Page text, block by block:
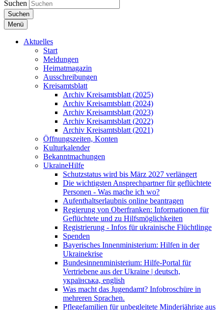
Suchen
Suchen
Menü
Aktuelles
Start
Meldungen
Heimatmagazin
Ausschreibungen
Kreisamtsblatt
Archiv Kreisamtsblatt (2025)
Archiv Kreisamtsblatt (2024)
Archiv Kreisamtsblatt (2023)
Archiv Kreisamtsblatt (2022)
Archiv Kreisamtsblatt (2021)
Öffnungszeiten, Konten
Kulturkalender
Bekanntmachungen
UkraineHilfe
Schutzstatus wird bis März 2027 verlängert
Die wichtigsten Ansprechpartner für geflüchtete
Personen - Was mache ich wo?
Aufenthaltserlaubnis online beantragen
Regierung von Oberfranken: Informationen für
Geflüchtete und zu Hilfsmöglichkeiten
Registrierung - Infos für ukrainische Flüchtlinge
Spenden
Bayerisches Innenministerium: Hilfen in der
Ukrainekrise
Bundesinnenministerium: Hilfe-Portal für
Vertriebene aus der Ukraine | deutsch,
українська, english
Was macht das Jugendamt? Infobroschüre in
mehreren Sprachen.
Pflegefamilien für unbegleitete Minderjährige aus